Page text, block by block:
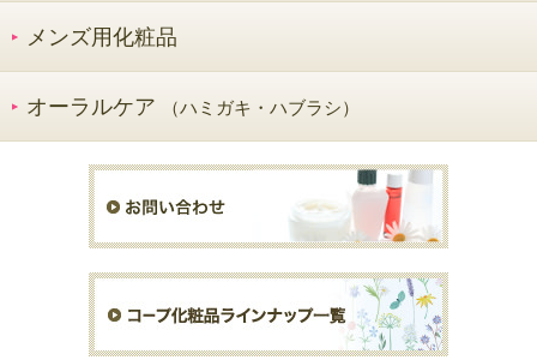
メンズ用化粧品
オーラルケア （ハミガキ・ハブラシ）